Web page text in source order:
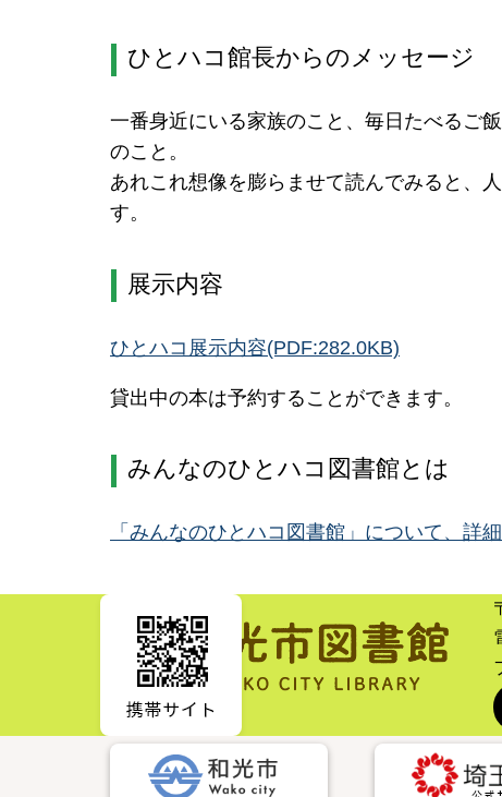
ひとハコ館長からのメッセージ
一番身近にいる家族のこと、毎日たべるご
のこと。
あれこれ想像を膨らませて読んでみると、
す。
展示内容
ひとハコ展示内容(PDF:282.0KB)
貸出中の本は予約することができます。
みんなのひとハコ図書館とは
「みんなのひとハコ図書館」について、詳